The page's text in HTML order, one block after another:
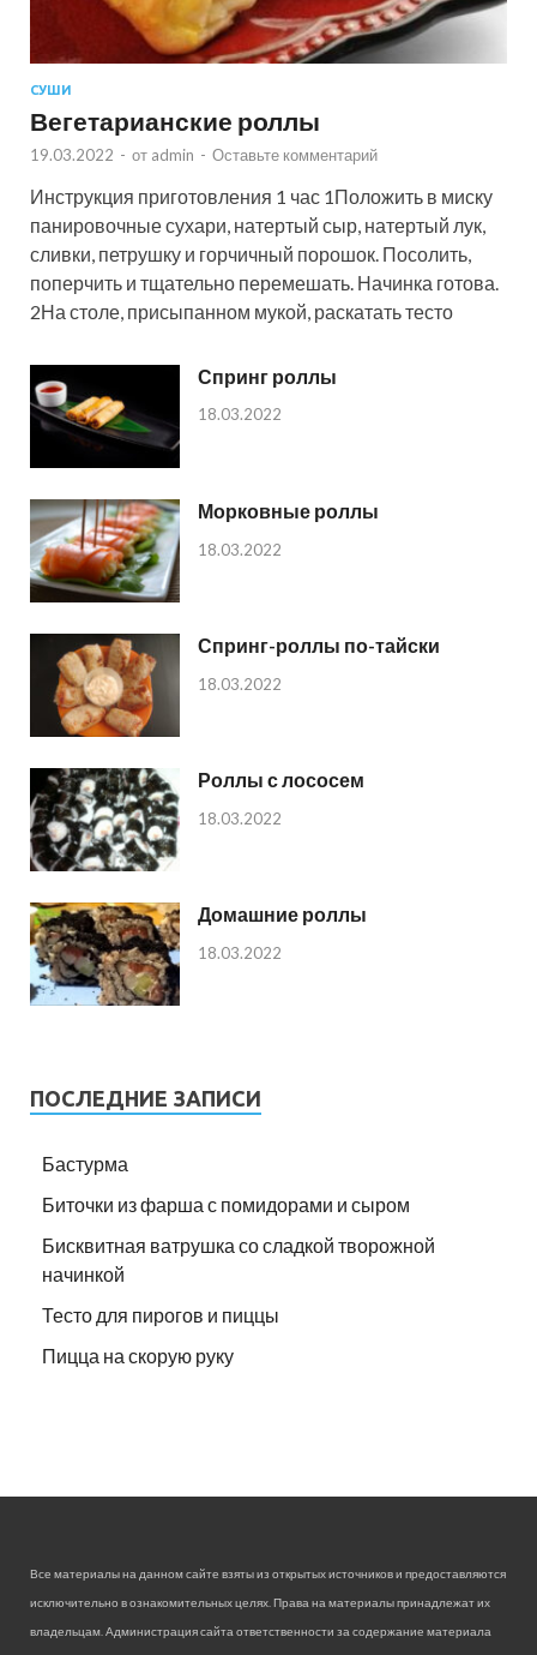
СУШИ
Вегетарианские роллы
19.03.2022 - от admin - Оставьте комментарий
Инструкция приготовления 1 час 1Положить в миску
панировочные сухари, натертый сыр, натертый лук,
сливки, петрушку и горчичный порошок. Посолить,
поперчить и тщательно перемешать. Начинка готова.
2На столе, присыпанном мукой, раскатать тесто
Спринг роллы
18.03.2022
Морковные роллы
18.03.2022
Спринг-роллы по-тайски
18.03.2022
Роллы с лососем
18.03.2022
Домашние роллы
18.03.2022
ПОСЛЕДНИЕ ЗАПИСИ
Бастурма
Биточки из фарша с помидорами и сыром
Бисквитная ватрушка со сладкой творожной
начинкой
Тесто для пирогов и пиццы
Пицца на скорую руку
Все материалы на данном сайте взяты из открытых источников и предоставляются
исключительно в ознакомительных целях. Права на материалы принадлежат их
владельцам. Администрация сайта ответственности за содержание материала